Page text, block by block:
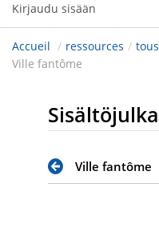
Kirjaudu sisään
Accueil / ressources /
Ville fantôme
Ville fantôme